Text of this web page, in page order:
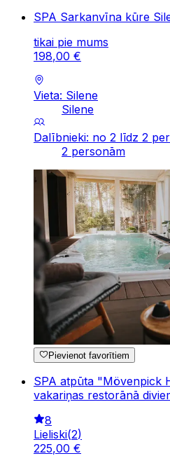
SPA Sarkanvīna kūre
tikai pie mums
198,00 €
Vieta: Silene
Silene
Dalībnieki: no 2 līdz 2
2 personām
Pievienot favorītiem
SPA atpūta "Mövenpick
vakariņas restorānā
8
Lieliski(2)
225,00 €